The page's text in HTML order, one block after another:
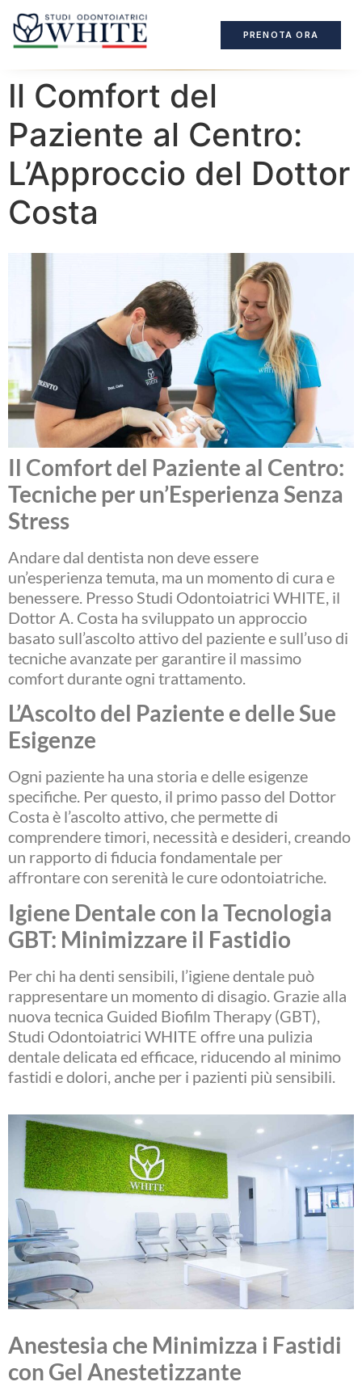
PRENOTA ORA
Il Comfort del
Paziente al Centro:
L’Approccio del Dottor
Costa
Il Comfort del Paziente al Centro:
Tecniche per un’Esperienza Senza
Stress
Andare dal dentista non deve essere
un’esperienza temuta, ma un momento di cura e
benessere. Presso Studi Odontoiatrici WHITE, il
Dottor A. Costa ha sviluppato un approccio
basato sull’ascolto attivo del paziente e sull’uso di
tecniche avanzate per garantire il massimo
comfort durante ogni trattamento.
L’Ascolto del Paziente e delle Sue
Esigenze
Ogni paziente ha una storia e delle esigenze
specifiche. Per questo, il primo passo del Dottor
Costa è l’ascolto attivo, che permette di
comprendere timori, necessità e desideri, creando
un rapporto di fiducia fondamentale per
affrontare con serenità le cure odontoiatriche.
Igiene Dentale con la Tecnologia
GBT: Minimizzare il Fastidio
Per chi ha denti sensibili, l’igiene dentale può
rappresentare un momento di disagio. Grazie alla
nuova tecnica Guided Biofilm Therapy (GBT),
Studi Odontoiatrici WHITE offre una pulizia
dentale delicata ed efficace, riducendo al minimo
fastidi e dolori, anche per i pazienti più sensibili.
Anestesia che Minimizza i Fastidi
con Gel Anestetizzante